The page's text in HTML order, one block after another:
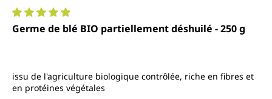
Note moyenne de 5 sur 5 étoilesGerme de blé BIO partiellement déshuilé - 250 g
issu de l'agriculture biologique contrôlée, riche en fibres et
en protéines végétales